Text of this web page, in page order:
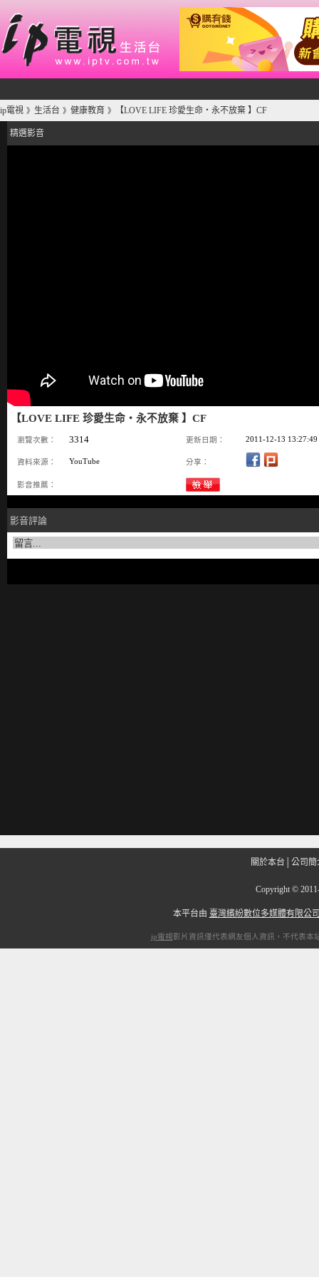
ip電視 》 生活台 》 健康教育 》 【LOVE LIFE 珍愛生命‧永不放棄 】CF
精選影音
【LOVE LIFE 珍愛生命‧永不放棄 】CF
瀏覽次數： 3314 更新日期： 2011-12-13 13:27:49
資料來源： YouTube 分享：
影音推薦：
影音評論
關於本台 公司簡
Copyright ©
本平台由 臺灣繽紛數位多媒體有限公
ip電視影片資訊僅代表網友個人資訊，不代表本